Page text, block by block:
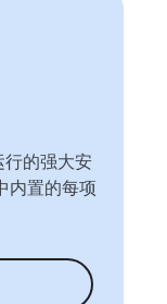
行的强大安
内置的每项